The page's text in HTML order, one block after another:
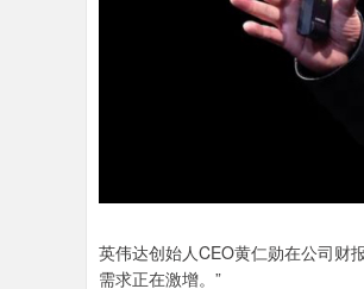
英伟达创始人CEO黄仁勋在公司财
需求正在激增。”